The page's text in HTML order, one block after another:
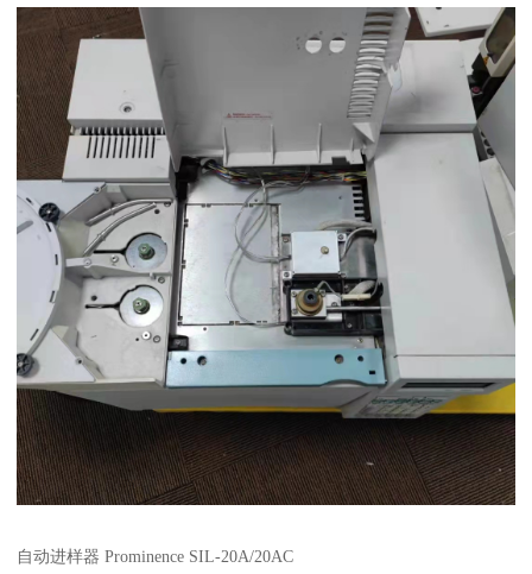
自动进样器 Prominence SIL-20A/20AC